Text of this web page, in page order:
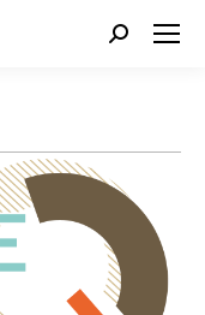
Search: